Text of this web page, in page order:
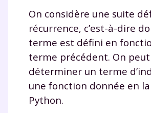
On considère une suite
récurrence, c’est-à-dire
terme est défini en
terme précédent. On peut
déterminer un terme
une fonction donnée en
Python.